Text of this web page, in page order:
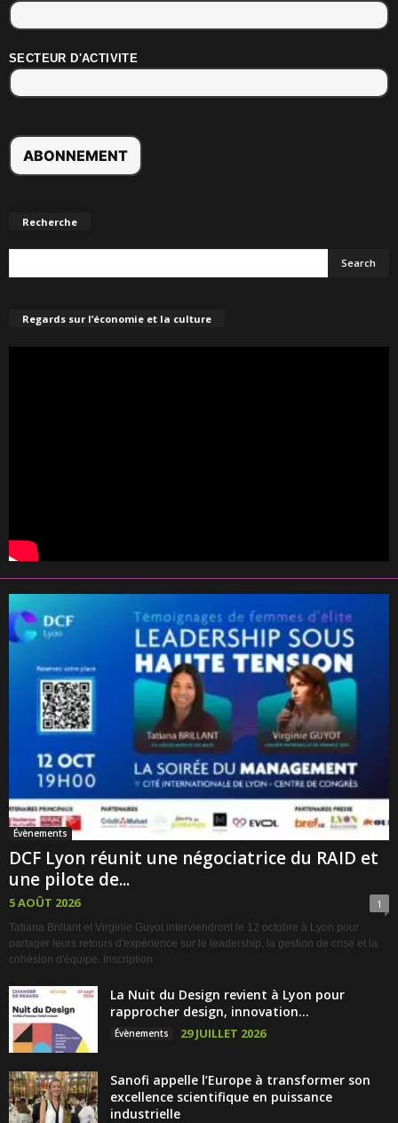
SECTEUR D'ACTIVITE
Recherche
Regards sur l’économie et la culture
Évènements
DCF Lyon réunit une négociatrice du RAID et
une pilote de...
5 AOÛT 2026 1
Tatiana Brillant et Virginie Guyot interviendront le 12 octobre à Lyon pour
partager leurs retours d'expérience sur le leadership, la gestion de crise et la
cohésion d'équipe. Inscription
La Nuit du Design revient à Lyon pour
rapprocher design, innovation...
Évènements 29 JUILLET 2026
Sanofi appelle l’Europe à transformer son
excellence scientifique en puissance
industrielle